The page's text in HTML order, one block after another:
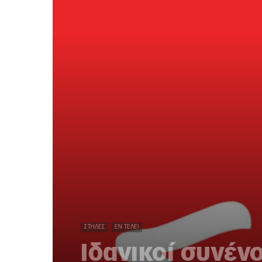
ΣΤΉΛΕΣ ΕΝ ΤΈΛΕΙ
Ιδανικοί